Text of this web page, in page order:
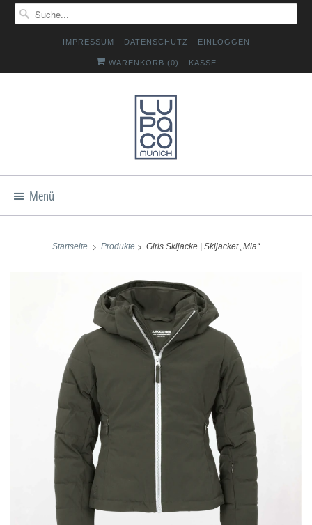
IMPRESSUM DATENSCHUTZ EINLOGGEN
WARENKORB (0) KASSE
Menü
Startseite Produkte Girls Skijacke | Skijacket „Mia“